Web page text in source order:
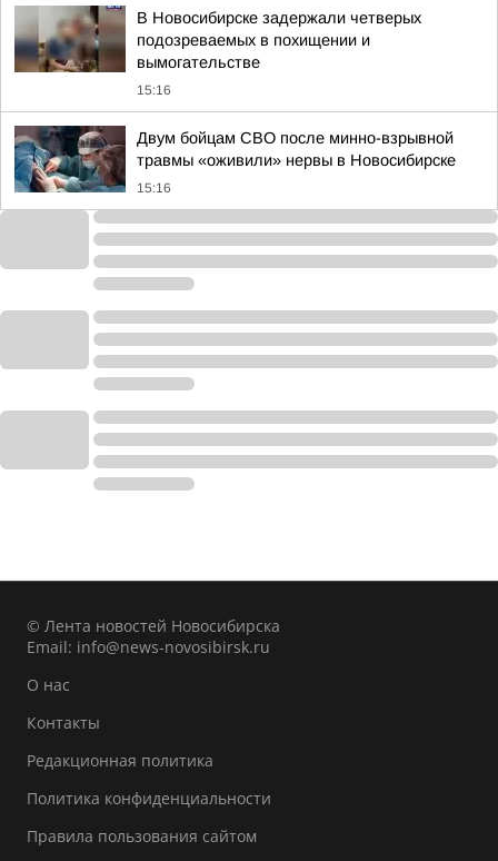
В Новосибирске задержали четверых
подозреваемых в похищении и
вымогательстве
15:16
Двум бойцам СВО после минно-взрывной
травмы «оживили» нервы в Новосибирске
15:16
© Лента новостей Новосибирска
Email: info@news-novosibirsk.ru
О нас
Контакты
Редакционная политика
Политика конфиденциальности
Правила пользования сайтом